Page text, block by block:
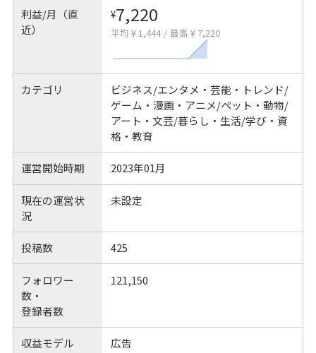
利益/月（直
近）
¥7,220
平均 ¥ 1,444 / 最高 ¥ 7,220
カテゴリ
ビジネス/エンタメ・芸能・トレンド/
ゲーム・漫画・アニメ/ペット・動物/
アート・文芸/暮らし・生活/学び・資
格・教育
運営開始時期 2023年01月
現在の運営状
況
未設定
投稿数 425
フォロワー
数・
登録者数
121,150
収益モデル 広告